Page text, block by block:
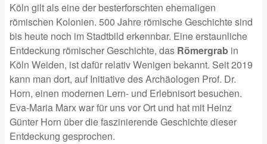
Köln gilt als eine der besterforschten ehemaligen
römischen Kolonien. 500 Jahre römische Geschichte sind
bis heute noch im Stadtbild erkennbar. Eine erstaunliche
Entdeckung römischer Geschichte, das Römergrab in
Köln Weiden, ist dafür relativ Wenigen bekannt. Seit 2019
kann man dort, auf Initiative des Archäologen Prof. Dr.
Horn, einen modernen Lern- und Erlebnisort besuchen.
Eva-Maria Marx war für uns vor Ort und hat mit Heinz
Günter Horn über die faszinierende Geschichte dieser
Entdeckung gesprochen.